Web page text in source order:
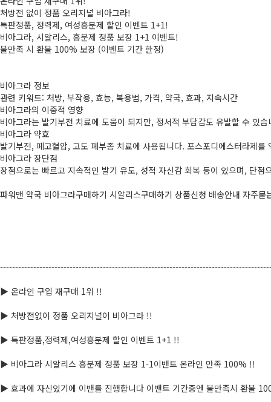
처방전 없이 정품 오리지널 비아그라!
특판정품, 정력제, 여성흥분제 할인 이벤트 1+1!
비아그라, 시알리스, 흥분제 정품 보장 1+1 이벤트!
불만족 시 환불 100% 보장 (이벤트 기간 한정)
비아그라 정보
관련 키워드: 처방, 부작용, 효능, 복용법, 가격, 약국, 효과, 지속시간
비아그라의 이중적 영향
비아그라는 발기부전 치료에 도움이 되지만, 정서적 부담감도 유발할 수 있
비아그라 약효
발기부전, 폐고혈압, 고도 폐부종 치료에 사용됩니다. 포스포디에스터라제
비아그라 장단점
장점으로는 빠르고 지속적인 발기 유도, 성적 자신감 회복 등이 있으며, 단
파워맨 약국 비­아그라구매하기 시­알리스구매하기 상품신청 배송안내 자주
▶ 온라인 구입 재구매 1위 !!
▶ 처방전없이 정품 오리지널이 비­아그라 !!
▶ 특판정품,정력제,여성흥­분제 할인 이벤트 1+1 !!
▶ 비­아그라 시­알리스 흥­분제 정품 보장 1-1이밴트 온라인 만족 100% !!
▶ 효과에 자신있기에 이밴를 진행합니다 이밴트 기간중엔 불만족시 환불